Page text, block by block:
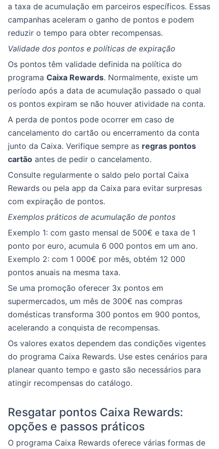
a taxa de acumulação em parceiros específicos. Essas
campanhas aceleram o ganho de pontos e podem
reduzir o tempo para obter recompensas.
Validade dos pontos e políticas de expiração
Os pontos têm validade definida na política do
programa Caixa Rewards. Normalmente, existe um
período após a data de acumulação passado o qual
os pontos expiram se não houver atividade na conta.
A perda de pontos pode ocorrer em caso de
cancelamento do cartão ou encerramento da conta
junto da Caixa. Verifique sempre as regras pontos
cartão antes de pedir o cancelamento.
Consulte regularmente o saldo pelo portal Caixa
Rewards ou pela app da Caixa para evitar surpresas
com expiração de pontos.
Exemplos práticos de acumulação de pontos
Exemplo 1: com gasto mensal de 500€ e taxa de 1
ponto por euro, acumula 6 000 pontos em um ano.
Exemplo 2: com 1 000€ por mês, obtém 12 000
pontos anuais na mesma taxa.
Se uma promoção oferecer 3x pontos em
supermercados, um mês de 300€ nas compras
domésticas transforma 300 pontos em 900 pontos,
acelerando a conquista de recompensas.
Os valores exatos dependem das condições vigentes
do programa Caixa Rewards. Use estes cenários para
planear quanto tempo e gasto são necessários para
atingir recompensas do catálogo.
Resgatar pontos Caixa Rewards:
opções e passos práticos
O programa Caixa Rewards oferece várias formas de